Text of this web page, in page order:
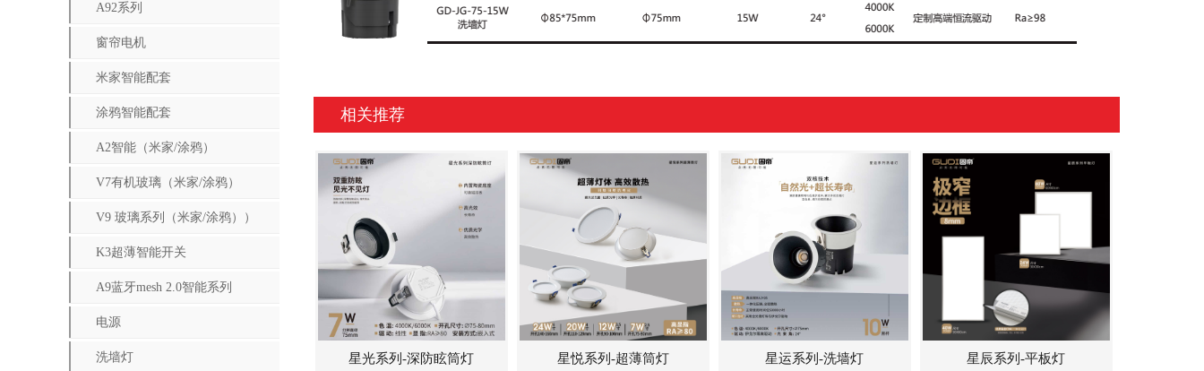
A92系列
窗帘电机
米家智能配套
涂鸦智能配套
A2智能（米家/涂鸦）
V7有机玻璃（米家/涂鸦）
V9 玻璃系列（米家/涂鸦））
K3超薄智能开关
A9蓝牙mesh 2.0智能系列
电源
洗墙灯
相关推荐
星光系列-深防眩筒灯 星悦系列-超薄筒灯 星运系列-洗墙灯 星辰系列-平板灯